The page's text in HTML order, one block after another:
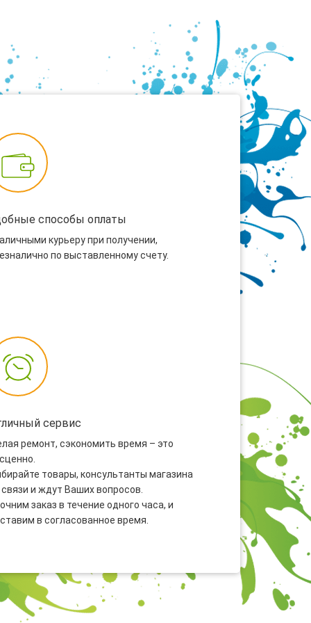
способы оплаты
курьеру при получении,
по выставленному счету.
сервис
ремонт, сэкономить время – это
товары, консультанты магазина
и ждут Ваших вопросов.
заказ в течение одного часа, и
в согласованное время.